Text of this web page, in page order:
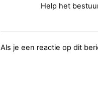
Help het
Als je een reactie op dit